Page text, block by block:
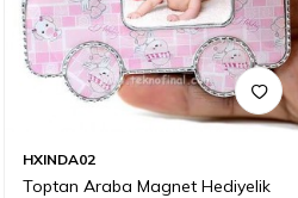
HXINDA02
Toptan Araba Magnet Hediyelik